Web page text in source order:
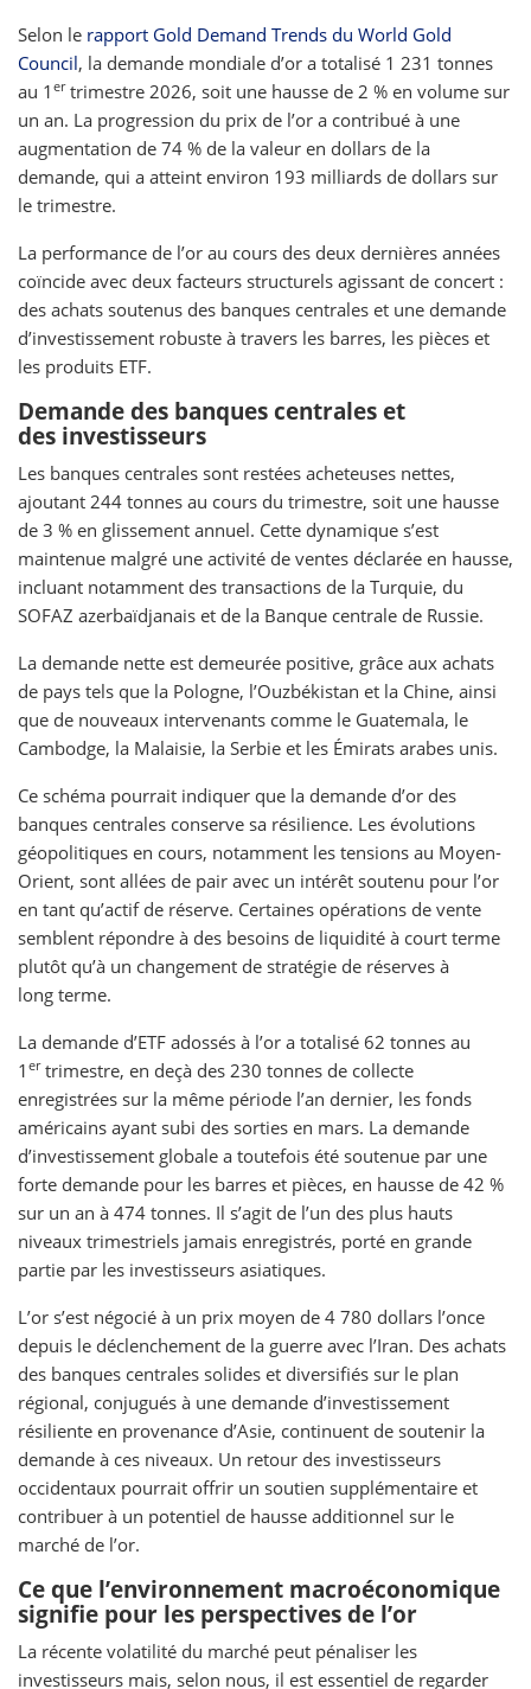
Selon le rapport Gold Demand Trends du World Gold
Council, la demande mondiale d’or a totalisé 1 231 tonnes
au 1 ertrimestre 2026, soit une hausse de 2 % en volume sur
un an. La progression du prix de l’or a contribué à une
augmentation de 74 % de la valeur en dollars de la
demande, qui a atteint environ 193 milliards de dollars sur
le trimestre.
La performance de l’or au cours des deux dernières années
coïncide avec deux facteurs structurels agissant de concert :
des achats soutenus des banques centrales et une demande
d’investissement robuste à travers les barres, les pièces et
les produits ETF.
Demande des banques centrales et
des investisseurs
Les banques centrales sont restées acheteuses nettes,
ajoutant 244 tonnes au cours du trimestre, soit une hausse
de 3 % en glissement annuel. Cette dynamique s’est
maintenue malgré une activité de ventes déclarée en hausse,
incluant notamment des transactions de la Turquie, du
SOFAZ azerbaïdjanais et de la Banque centrale de Russie.
La demande nette est demeurée positive, grâce aux achats
de pays tels que la Pologne, l’Ouzbékistan et la Chine, ainsi
que de nouveaux intervenants comme le Guatemala, le
Cambodge, la Malaisie, la Serbie et les Émirats arabes unis.
Ce schéma pourrait indiquer que la demande d’or des
banques centrales conserve sa résilience. Les évolutions
géopolitiques en cours, notamment les tensions au Moyen-
Orient, sont allées de pair avec un intérêt soutenu pour l’or
en tant qu’actif de réserve. Certaines opérations de vente
semblent répondre à des besoins de liquidité à court terme
plutôt qu’à un changement de stratégie de réserves à
long terme.
La demande d’ETF adossés à l’or a totalisé 62 tonnes au
1 ertrimestre, en deçà des 230 tonnes de collecte
enregistrées sur la même période l’an dernier, les fonds
américains ayant subi des sorties en mars. La demande
d’investissement globale a toutefois été soutenue par une
forte demande pour les barres et pièces, en hausse de 42 %
sur un an à 474 tonnes. Il s’agit de l’un des plus hauts
niveaux trimestriels jamais enregistrés, porté en grande
partie par les investisseurs asiatiques.
L’or s’est négocié à un prix moyen de 4 780 dollars l’once
depuis le déclenchement de la guerre avec l’Iran. Des achats
des banques centrales solides et diversifiés sur le plan
régional, conjugués à une demande d’investissement
résiliente en provenance d’Asie, continuent de soutenir la
demande à ces niveaux. Un retour des investisseurs
occidentaux pourrait offrir un soutien supplémentaire et
contribuer à un potentiel de hausse additionnel sur le
marché de l’or.
Ce que l’environnement macroéconomique
signifie pour les perspectives de l’or
La récente volatilité du marché peut pénaliser les
investisseurs mais, selon nous, il est essentiel de regarder